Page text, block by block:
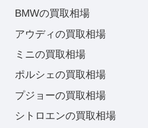
BMWの買取相場
アウディの買取相場
ミニの買取相場
ポルシェの買取相場
プジョーの買取相場
シトロエンの買取相場